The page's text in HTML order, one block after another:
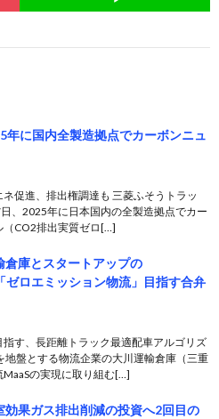
年に国内全製造拠点でカーボンニュ
促進、排出権調達も 三菱ふそうトラッ
、2025年に日本国内の全製造拠点でカー
（CO2排出実質ゼロ[…]
倉庫とスタートアップの
ロエミッション物流」目指す合弁
す、長距離トラック最適配車アルゴリズ
地盤とする物流企業の大川運輸倉庫（三重
MaaSの実現に取り組む[…]
効果ガス排出削減の投資へ2回目の